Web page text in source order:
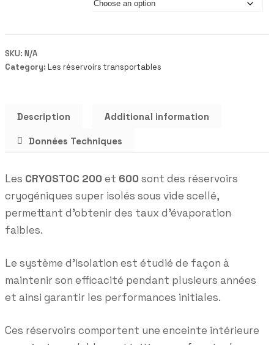
SKU: N/A
Category: Les réservoirs transportables
Description Additional information
Données Techniques
Les CRYOSTOC 200 et 600 sont des réservoirs
cryogéniques super isolés sous vide scellé,
permettant d’obtenir des taux d’évaporation
faibles.
Le système d’isolation est étudié de façon à
maintenir son efficacité pendant plusieurs années
et ainsi garantir les performances initiales.
Ces réservoirs comportent une enceinte intérieure